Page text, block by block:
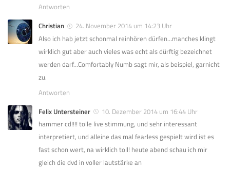
Antworten
Christian
24. November 2014 um 14:23 Uhr
Also ich hab jetzt schonmal reinhören dürfen…manches klingt
wirklich gut aber auch vieles was echt als dürftig bezeichnet
werden darf…Comfortably Numb sagt mir, als beispiel, garnicht
zu.
Antworten
Felix Untersteiner
10. Dezember 2014 um 16:44 Uhr
hammer cd!!!! tolle live stimmung, und sehr interessant
interpretiert, und alleine das mal fearless gespielt wird ist es
fast schon wert, na wirklich toll! heute abend schau ich mir
gleich die dvd in voller lautstärke an